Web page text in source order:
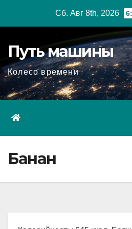
Сб. Авг 8th, 2026
Путь машины
Колесо времени
Банан